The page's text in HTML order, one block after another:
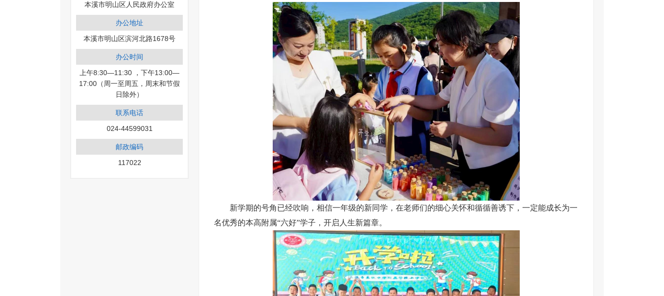
本溪市明山区人民政府办公室
办公地址
本溪市明山区滨河北路1678号
办公时间
上午8:30—11:30 ，下午13:00—
17:00（周一至周五，周末和节假
日除外）
联系电话
024-44599031
邮政编码
117022
新学期的号角已经吹响，相信一年级的新同学，在老师们的细心关怀和循循善诱下，一定能成长为一
名优秀的本高附属“六好”学子，开启人生新篇章。